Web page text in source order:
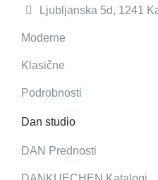
Ljubljanska 5d, 1241
Moderne
Klasične
Podrobnosti
Dan studio
DAN Prednosti